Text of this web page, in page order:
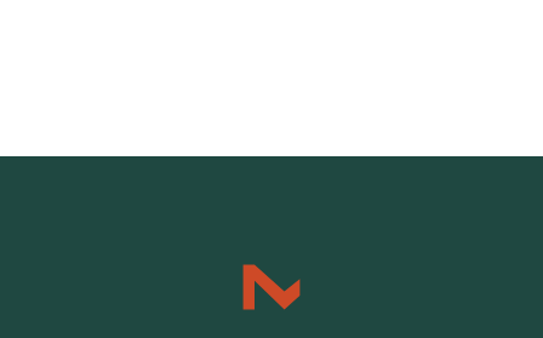
energieeffizient.